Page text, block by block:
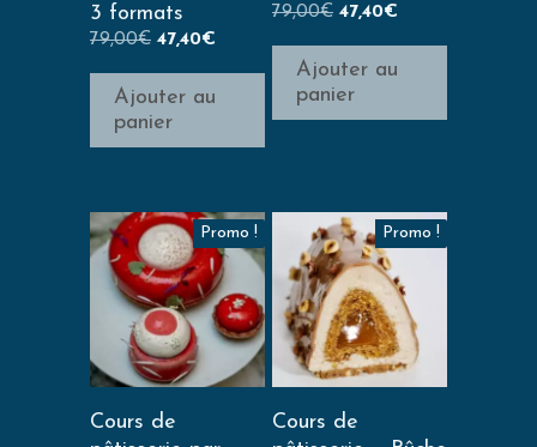
3 formats
79,00€ 47,40€
Ajouter au
panier
79,00€ 47,40€
Ajouter au
panier
Promo !
Cours de
Promo !
Cours de